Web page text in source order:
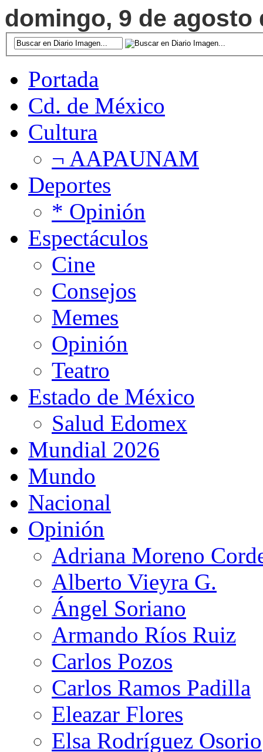
domingo, 9 de agosto
Portada
Cd. de México
Cultura
¬ AAPAUNAM
Deportes
* Opinión
Espectáculos
Cine
Consejos
Memes
Opinión
Teatro
Estado de México
Salud Edomex
Mundial 2026
Mundo
Nacional
Opinión
Adriana Moreno
Alberto Vieyra G.
Ángel Soriano
Armando Ríos Ruiz
Carlos Pozos
Carlos Ramos Padilla
Eleazar Flores
Elsa Rodríguez Osorio